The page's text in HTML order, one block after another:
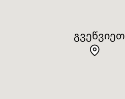
ᲒᲕᲔᲬᲕᲘᲔᲗ